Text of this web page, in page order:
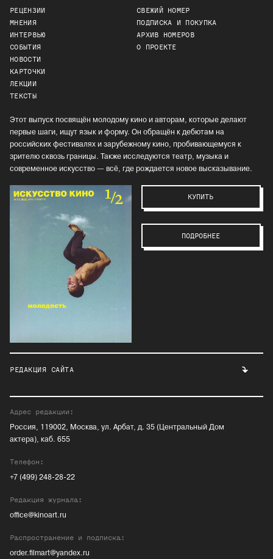
РЕЦЕНЗИИ
МНЕНИЯ
ИНТЕРВЬЮ
СОБЫТИЯ
НОВОСТИ
КАРТОЧКИ
ЛЕКЦИИ
ТЕКСТЫ
СВЕЖИЙ НОМЕР
ПОДПИСКА И ПОКУПКА
АРХИВ НОМЕРОВ
О ПРОЕКТЕ
Этот выпуск посвящён молодому кино и авторам, которые делают
первые шаги, ищут язык и форму. Он обращён к дебютам на
российских фестивалях и зарубежному кино, пробивающемуся к
зрителю сквозь границы. Также исследуются театр, музыка и
современное искусство — всё, где рождается новое высказывание.
КУПИТЬ
ПОДРОБНЕЕ
РЕДАКЦИЯ САЙТА
Адрес редакции:
Россия, 119002, Москва, ул. Арбат, д. 35 (Центральный Дом
актера), каб. 655
Телефон:
+7 (499) 248-28-22
Редакция журнала:
office@kinoart.ru
Распространение и подписка:
order.filmart@yandex.ru